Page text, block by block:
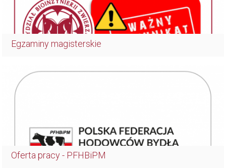
Egzaminy magisterskie
Oferta pracy - PFHBiPM